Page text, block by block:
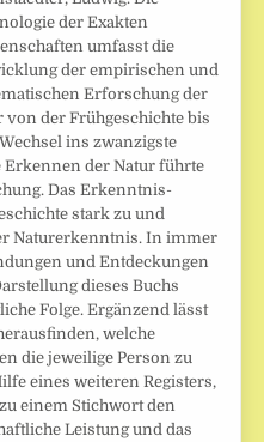
der Exakten
umfasst die
der empirischen und
Erforschung der
von der Frühgeschichte bis
ins zwanzigste
der Natur führte
Das Erkenntnis-
stark zu und
Naturerkenntnis. In immer
und Entdeckungen
dieses Buchs
Folge. Ergänzend lässt
welche
die jeweilige Person zu
eines weiteren Registers,
einem Stichwort den
Leistung und das